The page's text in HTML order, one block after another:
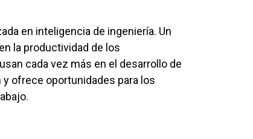
en inteligencia de ingeniería. Un
la productividad de los
cada vez más en el desarrollo de
y ofrece oportunidades para los